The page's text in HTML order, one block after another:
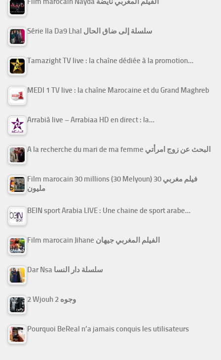
Série Ila Da9 Lhal سلسلة إلى ضاق الحال
Tamazight TV live : la chaîne dédiée à la promotion…
MEDI 1 TV live : la chaîne Marocaine et du Grand Maghreb
Arrabiâ live – Arrabiaa HD en direct : la…
A la recherche du mari de ma femme البحث عن زوج امرأتي
Film marocain 30 millions (30 Melyoun) فيلم مغربي 30
مليون
BEIN sport Arabia LIVE : Une chaine de sport arabe…
Film marocain Jihane الفيلم المغربي جيهان
Dar Nsa سلسلة دار النسا
2 Wjouh 2 وجوه
Pourquoi BeReal n’a jamais conquis les utilisateurs